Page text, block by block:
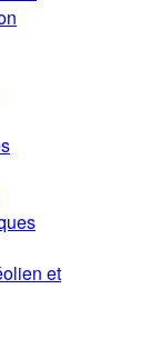
et